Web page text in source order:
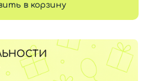
в корзину